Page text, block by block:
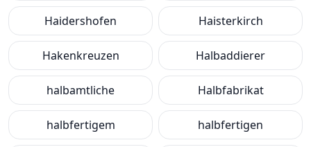
Haidershofen Haisterkirch
Hakenkreuzen Halbaddierer
halbamtliche Halbfabrikat
halbfertigem halbfertigen